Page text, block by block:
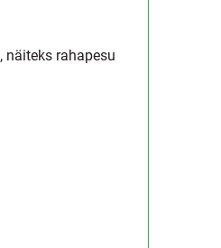
näiteks rahapesu